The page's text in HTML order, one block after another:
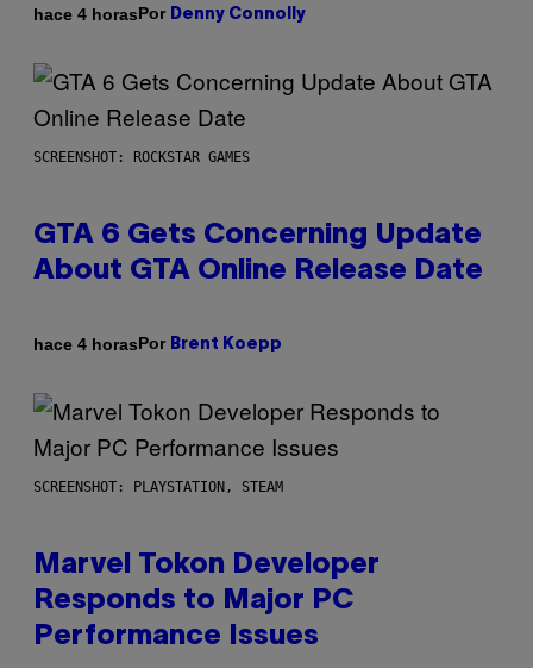
hace 4 horasPor Denny Connolly
SCREENSHOT: ROCKSTAR GAMES
GTA 6 Gets Concerning Update
About GTA Online Release Date
hace 4 horasPor Brent Koepp
SCREENSHOT: PLAYSTATION, STEAM
Marvel Tokon Developer
Responds to Major PC
Performance Issues